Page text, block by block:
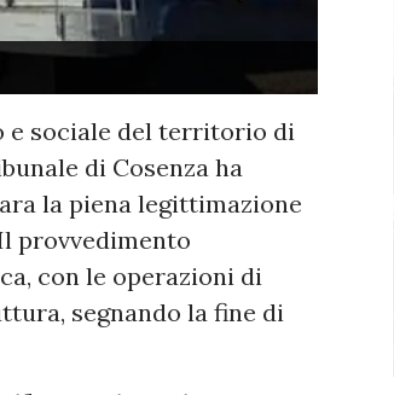
e sociale del territorio di
di Cosenza ha
la piena legittimazione
provvedimento
con le operazioni di
segnando la fine di